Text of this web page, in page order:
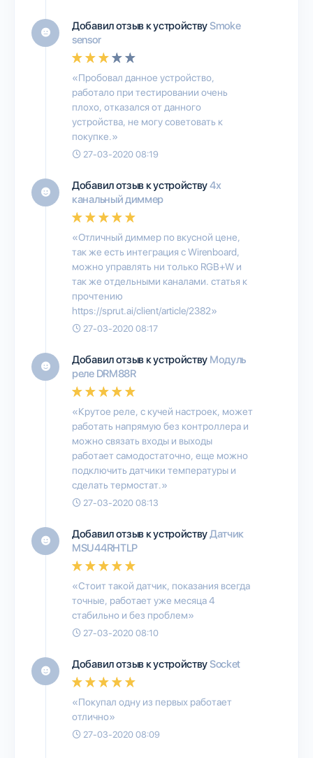
Добавил отзыв к устройствуSmoke
sensor
«Пробовал данное устройство,
работало при тестировании очень
плохо, отказался от данного
устройства, не могу советовать к
покупке.»
27-03-2020 08:19
Добавил отзыв к устройству4х
канальный диммер
«Отличный диммер по вкусной цене,
так же есть интеграция с Wirenboard,
можно управлять ни только RGB+W и
так же отдельными каналами. статья к
прочтению
https://sprut.ai/client/article/2382»
27-03-2020 08:17
Добавил отзыв к устройству Модуль
реле DRM88R
«Крутое реле, с кучей настроек, может
работать напрямую без контроллера и
можно связать входы и выходы
работает самодостаточно, еще можно
подключить датчики температуры и
сделать термостат.»
27-03-2020 08:13
Добавил отзыв к устройствуДатчик
MSU44RHTLP
«Стоит такой датчик, показания всегда
точные, работает уже месяца 4
стабильно и без проблем»
27-03-2020 08:10
Добавил отзыв к устройствуSocket
«Покупал одну из первых работает
отлично»
27-03-2020 08:09